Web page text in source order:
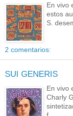
En vivo
estos
S.
2 comentarios:
SUI GENERIS
En vivo
Charly